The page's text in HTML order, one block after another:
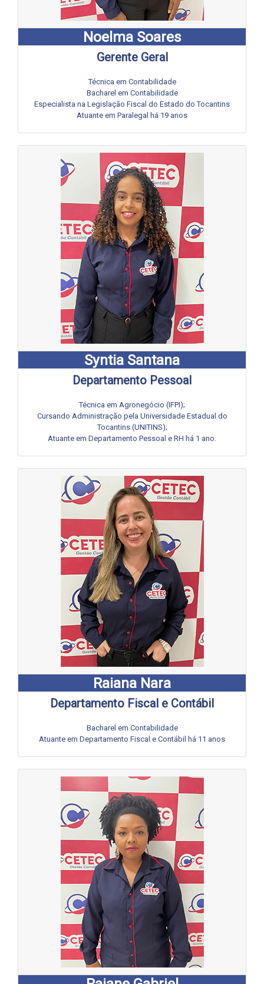
Noelma Soares
Gerente Geral
Técnica em Contabilidade
Bacharel em Contabilidade
Especialista na Legislação Fiscal do Estado do Tocantins
Atuante em Paralegal há 19 anos
Syntia Santana
Departamento Pessoal
Técnica em Agronegócio (IFPI);
Cursando Administração pela Universidade Estadual do
Tocantins (UNITINS);
Atuante em Departamento Pessoal e RH há 1 ano.
Raiana Nara
Departamento Fiscal e Contábil
Bacharel em Contabilidade
Atuante em Departamento Fiscal e Contábil há 11 anos